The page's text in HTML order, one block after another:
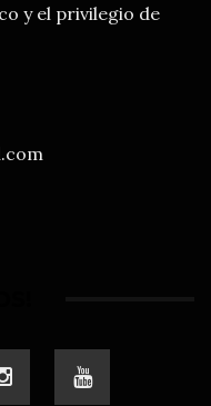
y el privilegio de